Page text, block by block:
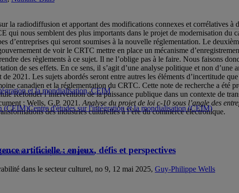
la radiodiffusion et apportant des modifications connexes et corrélatives à
qui nous semblent des plus importants dans le projet de modernisation du
d’entreprises qui seront soumises à la nouvelle réglementation. Le
de voir le CRTC mettre en place un mécanisme
des règlements à ce sujet. Il ne l’oblige pas à le faire. Nous faisons
de ses effets. En ce sens, il s’agit d’une analyse politique et non
2021. Les sujets abordés seront entre autres les éléments d’incertitude
canadien et la réglementation du CRTC. Cette note de recherche a été
Refonder l’intervention de la puissance publique dans un contexte de
: Wells, G.P. 2021.Analyse du projet de loi c-10 sous l’angle des
des industries culturelles à l’ère du commerce électronique.
et entreprises culturelles
et la mondialisation, CEIM
Centre d'études sur l'intégration et la mondialisation (CEIM)
artificielle : enjeux, défis et perspectives
dans le secteur culturel, no 9, 12 mai 2025, Guy-Philippe Wells